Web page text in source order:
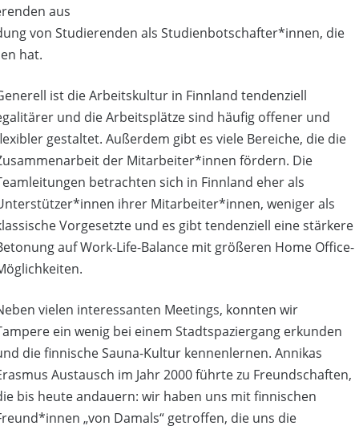
aus
von Studierenden als Studienbotschafter*innen, die
hat.
ist die Arbeitskultur in Finnland tendenziell
und die Arbeitsplätze sind häufig offener und
gestaltet. Außerdem gibt es viele Bereiche, die die
der Mitarbeiter*innen fördern. Die
betrachten sich in Finnland eher als
ihrer Mitarbeiter*innen, weniger als
Vorgesetzte und es gibt tendenziell eine stärkere
auf Work-Life-Balance mit größeren Home Office-
vielen interessanten Meetings, konnten wir
ein wenig bei einem Stadtspaziergang erkunden
die finnische Sauna-Kultur kennenlernen. Annikas
Austausch im Jahr 2000 führte zu Freundschaften,
bis heute andauern: wir haben uns mit finnischen
„von Damals“ getroffen, die uns die